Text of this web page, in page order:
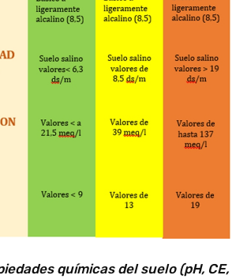
químicas del suelo (pH, CE,